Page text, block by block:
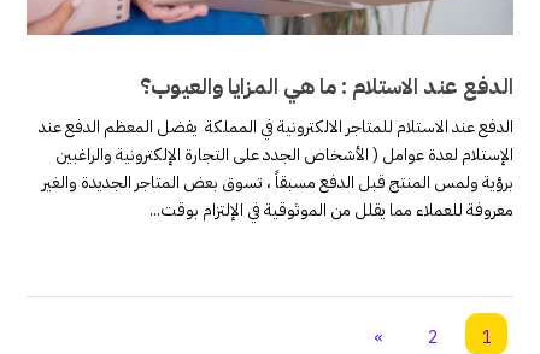
الدفع عند الاستلام : ما هي المزايا والعيوب؟
الدفع عند الاستلام للمتاجر الالكترونية في المملكة يفضل المعظم الدفع عند
الإستلام لعدة عوامل ( الأشخاص الجدد على التجارة الإلكترونية والراغبين
برؤية ولمس المنتج قبل الدفع مسبقاً ، تسوق بعض المتاجر الجديدة والغير
معروفة للعملاء مما يقلل من الموثوقية في الإلتزام بوقت...
1
2
»